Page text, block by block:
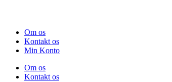
Om os
Kontakt os
Min Konto
Om os
Kontakt os